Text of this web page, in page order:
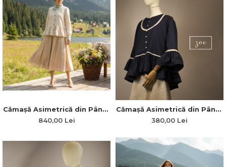
Cămașă Asimetrică din Pânză
Topită cu Broderie Florală,
Dantelă din Bumbac și Plii
840,00 Lei
Cămașă Asimetrică din Pânză
de Bumbac în Stil Medieval
cu Plii la Umeri și Talie
380,00 Lei